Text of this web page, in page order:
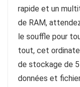
rapide et un
de RAM,
le souffle pour
tout, cet
de stockage de
données et